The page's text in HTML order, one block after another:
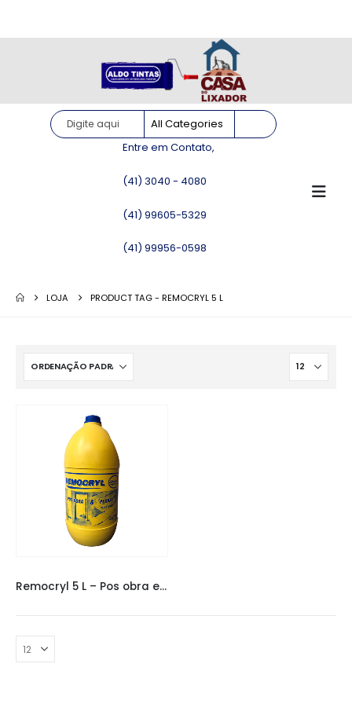
Entre em Contato,
(41) 3040 - 4080
(41) 99605-5329
(41) 99956-0598
LOJA PRODUCT TAG -REMOCRYL 5 L
Remocryl 5 L – Pos obra e pedras